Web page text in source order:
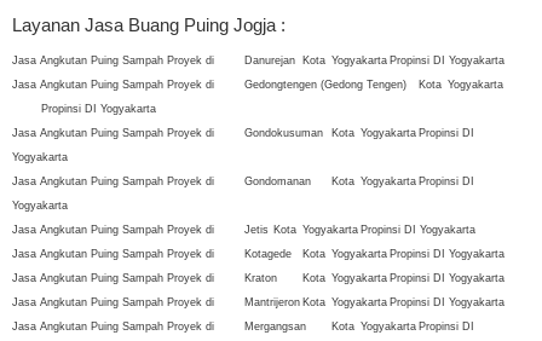
Layanan Jasa Buang Puing Jogja :
Jasa Angkutan Puing Sampah Proyek di Danurejan Kota Yogyakarta Propinsi DI Yogyakarta
Jasa Angkutan Puing Sampah Proyek di
Gedongtengen (Gedong Tengen) Kota Yogyakarta
Propinsi DI Yogyakarta
Jasa Angkutan Puing Sampah Proyek di
Gondokusuman Kota Yogyakarta Propinsi DI
Yogyakarta
Jasa Angkutan Puing Sampah Proyek di
Gondomanan Kota Yogyakarta Propinsi DI
Yogyakarta
Jasa Angkutan Puing Sampah Proyek di
Jetis Kota Yogyakarta Propinsi DI Yogyakarta
Jasa Angkutan Puing Sampah Proyek di
Kotagede Kota Yogyakarta Propinsi DI Yogyakarta
Jasa Angkutan Puing Sampah Proyek di
Kraton Kota Yogyakarta Propinsi DI Yogyakarta
Jasa Angkutan Puing Sampah Proyek di
Mantrijeron Kota Yogyakarta Propinsi DI Yogyakarta
Jasa Angkutan Puing Sampah Proyek di
Mergangsan Kota Yogyakarta Propinsi DI